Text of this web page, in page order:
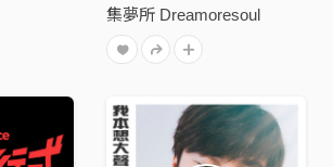
集夢所 Dreamoresoul